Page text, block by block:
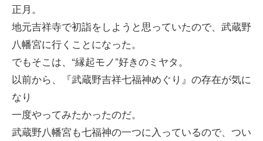
正月。
地元吉祥寺で初詣をしようと思っていたので、武蔵野
八幡宮に行くことになった。
でもそこは、“縁起モノ”好きのミヤタ。
以前から、『武蔵野吉祥七福神めぐり』の存在が気に
なり
一度やってみたかったのだ。
武蔵野八幡宮も七福神の一つに入っているので、つい